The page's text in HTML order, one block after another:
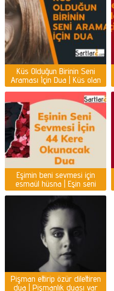
Küs Olduğun Birinin Seni
Araması İçin Dua | Küs olan
kişiyi ayağına getirmek için
dua
Eşimin beni sevmesi için
esmaül hüsna | Eşin seni
sevmesi için dua
Pişman ettirip özür dilettiren
dua | Pişmanlık duası var